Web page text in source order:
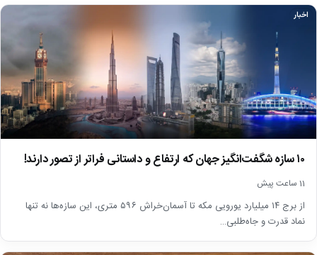
اخبار
۱۰ سازه شگفت‌انگیز جهان که ارتفاع و داستانی فراتر از تصور دارند!
11 ساعت پیش
از برج ۱۴ میلیارد یورویی مکه تا آسمان‌خراش ۵۹۶ متری، این سازه‌ها نه تنها
نماد قدرت و جاه‌طلبی…